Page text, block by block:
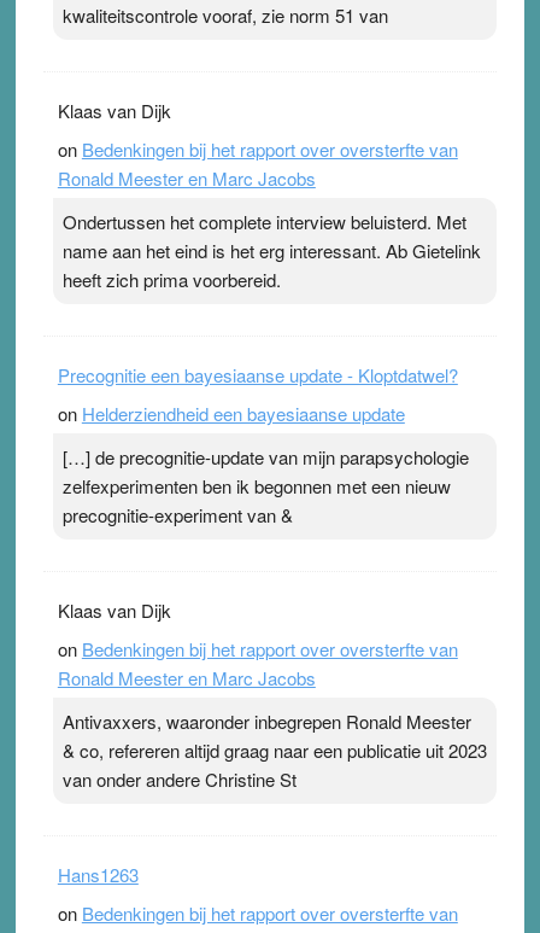
kwaliteitscontrole vooraf, zie norm 51 van
Klaas van Dijk
on Bedenkingen bij het rapport over oversterfte van
Ronald Meester en Marc Jacobs
Ondertussen het complete interview beluisterd. Met
name aan het eind is het erg interessant. Ab Gietelink
heeft zich prima voorbereid.
Precognitie een bayesiaanse update - Kloptdatwel?
on Helderziendheid een bayesiaanse update
[…] de precognitie-update van mijn parapsychologie
zelfexperimenten ben ik begonnen met een nieuw
precognitie-experiment van &
Klaas van Dijk
on Bedenkingen bij het rapport over oversterfte van
Ronald Meester en Marc Jacobs
Antivaxxers, waaronder inbegrepen Ronald Meester
& co, refereren altijd graag naar een publicatie uit 2023
van onder andere Christine St
Hans1263
on Bedenkingen bij het rapport over oversterfte van